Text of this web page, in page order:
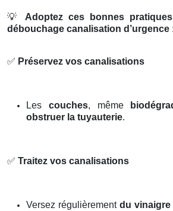
💡
Adoptez ces bonnes
débouchage canalisation d’urgence :
✅ Préservez vos canalisations
Les couches, même
obstruer la tuyauterie.
✅ Traitez vos canalisations
Versez régulièrement du vinaigre